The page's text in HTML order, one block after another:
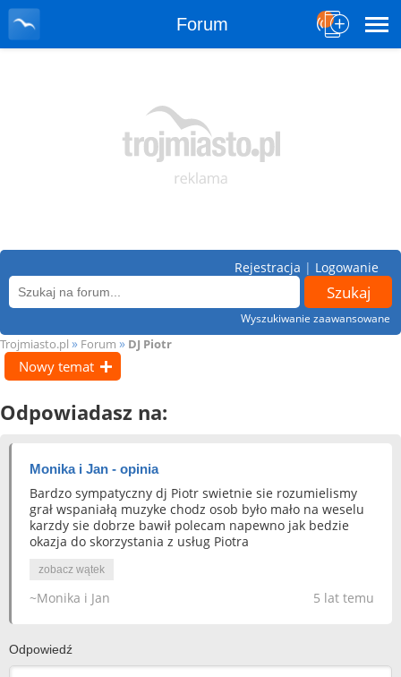
Forum
Wyszukiwanie zaawansowane
Rejestracja | Logowanie
Trojmiasto.pl » Forum » DJ Piotr
Nowy temat
Odpowiadasz na:
Monika i Jan - opinia
Bardzo sympatyczny dj Piotr swietnie sie rozumielismy
grał wspaniałą muzyke chodz osob było mało na weselu
karzdy sie dobrze bawił polecam napewno jak bedzie
okazja do skorzystania z usług Piotra
zobacz wątek
5 lat temu
~Monika i Jan
Odpowiedź